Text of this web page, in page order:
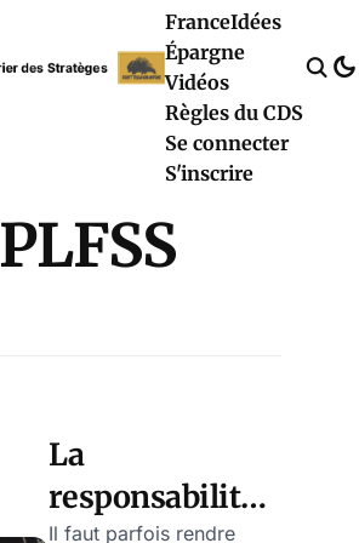
FranceIdées
Épargne
Vidéos
Règles du CDS
Se connecter
S'inscrire
PLFSS
La
responsabilité
Il faut parfois rendre